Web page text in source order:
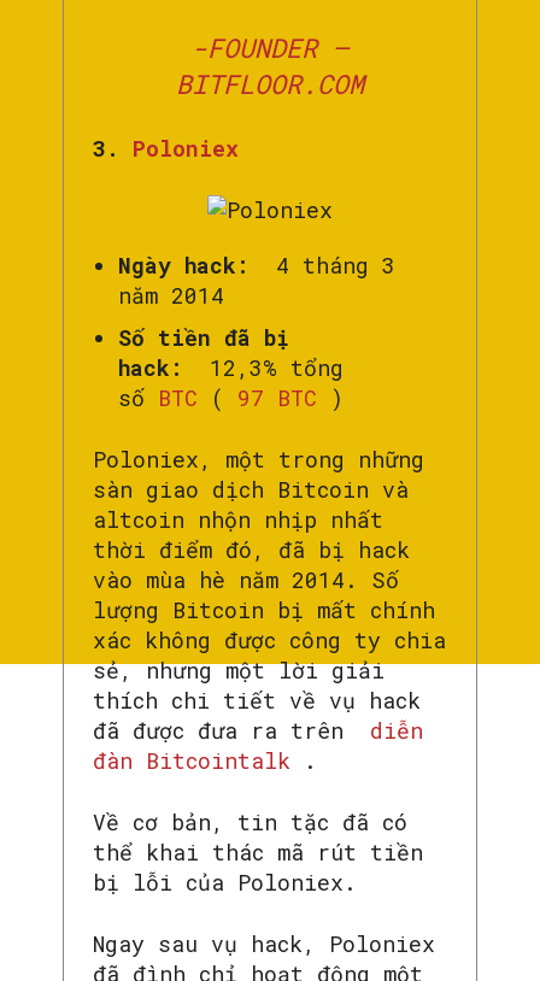
-FOUNDER –
BITFLOOR.COM
3. Poloniex
Ngày hack:
4 tháng 3
năm 2014
Số tiền đã bị
hack:
12,3% tổng
số BTC ( 97 BTC )
Poloniex, một trong những
sàn giao dịch Bitcoin và
altcoin nhộn nhịp nhất
thời điểm đó, đã bị hack
vào mùa hè năm 2014. Số
lượng Bitcoin bị mất chính
xác không được công ty chia
sẻ, nhưng một lời giải
thích chi tiết về vụ hack
đã được đưa ra trên diễn
đàn Bitcointalk .
Về cơ bản, tin tặc đã có
thể khai thác mã rút tiền
bị lỗi của Poloniex.
Ngay sau vụ hack, Poloniex
đã đình chỉ hoạt động một